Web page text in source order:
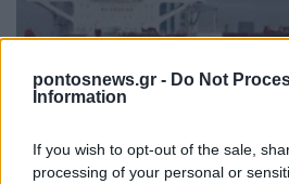
pontosnews.gr - Do Not
Information
If you wish to opt-out of the sale,
processing of your personal or
Τουρκία: Μέτρα για τα πλοία
«την πιο επικίνδυνη θαλάσσια
8/08/2026 - 4:00μμ